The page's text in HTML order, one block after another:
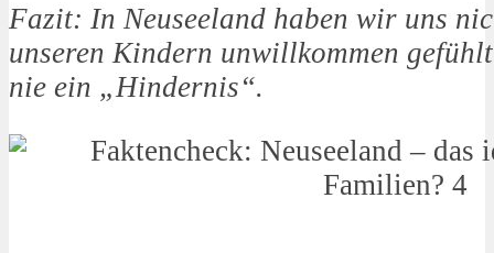
Fazit: In Neuseeland haben wir uns
unseren Kindern unwillkommen
nie ein „Hindernis“.